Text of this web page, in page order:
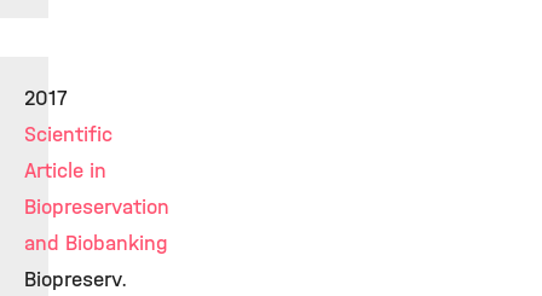
2017
Scientific
Article in
Biopreservation
and Biobanking
Biopreserv.